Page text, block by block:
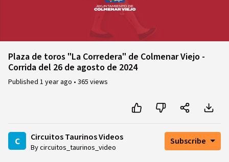
Plaza de toros "La Corredera" de Colmenar Viejo -
Corrida del 26 de agosto de 2024
Published 1 year ago • 365 views
c Circuitos Taurinos Videos
By circuitos_taurinos_video
Subscribe